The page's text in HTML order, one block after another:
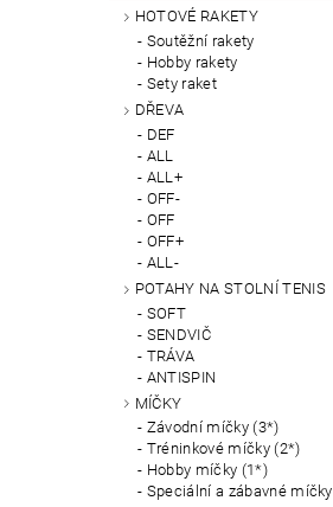
HOTOVÉ RAKETY
Soutěžní rakety
Hobby rakety
Sety raket
DŘEVA
DEF
ALL
ALL+
OFF-
OFF
OFF+
ALL-
POTAHY NA STOLNÍ TENIS
SOFT
SENDVIČ
TRÁVA
ANTISPIN
MÍČKY
Závodní míčky (3*)
Tréninkové míčky (2*)
Hobby míčky (1*)
Speciální a zábavné míčky